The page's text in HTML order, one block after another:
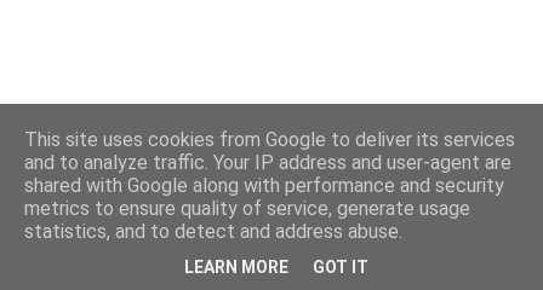
This site uses cookies from Google to deliver its services
and to analyze traffic. Your IP address and user-agent are
shared with Google along with performance and security
metrics to ensure quality of service, generate usage
statistics, and to detect and address abuse.
LEARN MORE GOT IT